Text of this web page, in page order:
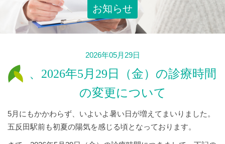
お知らせ
2026年05月29日
、2026年5月29日（金）の診療時間
の変更について
5月にもかかわらず、いよいよ暑い日が増えてまいりました。
五反田駅前も初夏の陽気を感じる頃となっております。